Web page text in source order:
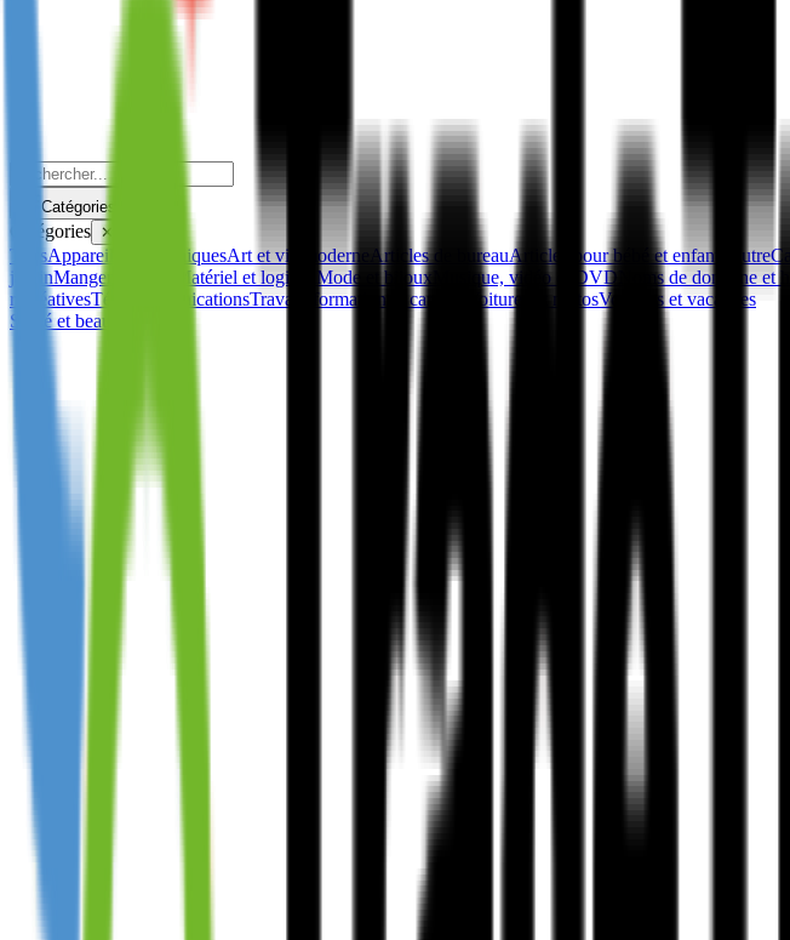
Catégories
Catégories ✕
TousAppareils électroniquesArt et vie moderne Articles de bureauArticles pour bébé et enfants Autre
jardinManger et boire Matériel et logiciel Mode et bijoux Musique, vidéo et DVD Noms de domaine et
récréativesTélécommunicationsTravail, formation et carrière Voitures et motosVoyages et vacances
Santé et beauté